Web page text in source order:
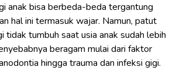
anak bisa berbeda-beda tergantung
hal ini termasuk wajar. Namun, patut
tidak tumbuh saat usia anak sudah lebih
beragam mulai dari faktor
hingga trauma dan infeksi gigi.